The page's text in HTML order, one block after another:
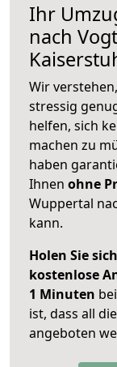
Ihr
nach
Wir
stressig
helfen, sich
machen zu
haben
Ihnen ohne
Wuppertal
kann.
Holen Sie
kostenlose
1 Minuten
ist, dass all
angeboten